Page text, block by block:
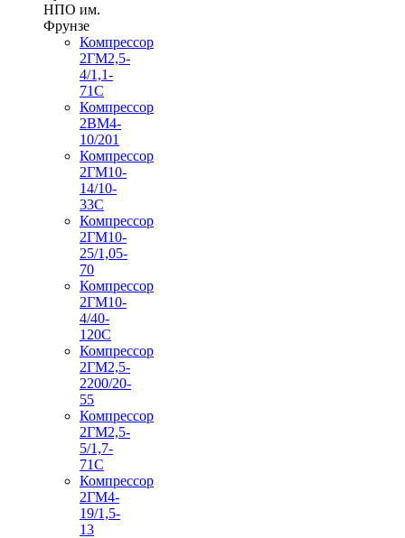
НПО им.
Фрунзе
Компрессор
2ГМ2,5-
4/1,1-
71С
Компрессор
2ВМ4-
10/201
Компрессор
2ГМ10-
14/10-
33С
Компрессор
2ГМ10-
25/1,05-
70
Компрессор
2ГМ10-
4/40-
120С
Компрессор
2ГМ2,5-
2200/20-
55
Компрессор
2ГМ2,5-
5/1,7-
71С
Компрессор
2ГМ4-
19/1,5-
13